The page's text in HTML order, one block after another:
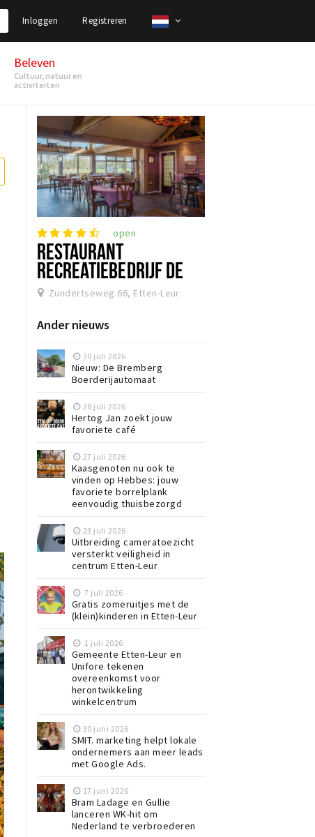
Inloggen Registreren
Beleven
Cultuur, natuur en
activiteiten
open
RESTAURANT
RECREATIEBEDRIJF DE
MENMOERHOEVE
Zundertseweg 66, Etten-Leur
Ander nieuws
30 juli 2026
Nieuw: De Bremberg
Boerderijautomaat
28 juli 2026
Hertog Jan zoekt jouw
favoriete café
27 juli 2026
Kaasgenoten nu ook te
vinden op Hebbes: jouw
favoriete borrelplank
eenvoudig thuisbezorgd
23 juli 2026
Uitbreiding cameratoezicht
versterkt veiligheid in
centrum Etten-Leur
7 juli 2026
Gratis zomeruitjes met de
(klein)kinderen in Etten-Leur
1 juli 2026
Gemeente Etten-Leur en
Unifore tekenen
overeenkomst voor
herontwikkeling
winkelcentrum
30 juni 2026
SMIT. marketing helpt lokale
ondernemers aan meer leads
met Google Ads.
17 juni 2026
Bram Ladage en Gullie
lanceren WK-hit om
Nederland te verbroederen